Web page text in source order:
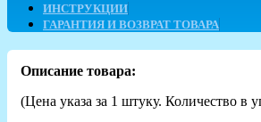
ИНСТРУКЦИИ
ГАРАНТИЯ И ВОЗВРАТ ТОВАРА
Описание товара:
(Цена указа за 1 штуку. Количество в